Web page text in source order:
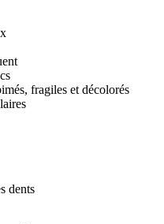
fragiles et décolorés
dents